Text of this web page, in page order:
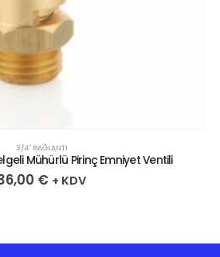
3/4″ BAĞLANTI
Mühürlü Pirinç Emniyet Ventili
€ + KDV